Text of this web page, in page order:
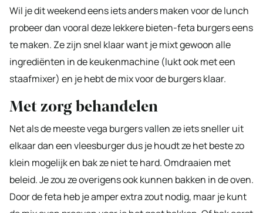
Wil je dit weekend eens iets anders maken voor de lunch
probeer dan vooral deze lekkere bieten-feta burgers eens
te maken. Ze zijn snel klaar want je mixt gewoon alle
ingrediënten in de keukenmachine (lukt ook met een
staafmixer) en je hebt de mix voor de burgers klaar.
Met zorg behandelen
Net als de meeste vega burgers vallen ze iets sneller uit
elkaar dan een vleesburger dus je houdt ze het beste zo
klein mogelijk en bak ze niet te hard. Omdraaien met
beleid. Je zou ze overigens ook kunnen bakken in de oven.
Door de feta heb je amper extra zout nodig, maar je kunt